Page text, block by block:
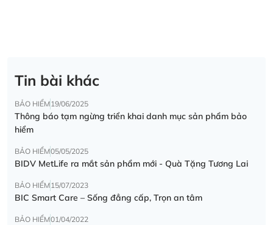
Tin bài khác
BẢO HIỂM19/06/2025
Thông báo tạm ngừng triển khai danh mục sản phẩm bảo
hiểm
BẢO HIỂM05/05/2025
BIDV MetLife ra mắt sản phẩm mới - Quà Tặng Tương Lai
BẢO HIỂM15/07/2023
BIC Smart Care – Sống đẳng cấp, Trọn an tâm
BẢO HIỂM01/04/2022